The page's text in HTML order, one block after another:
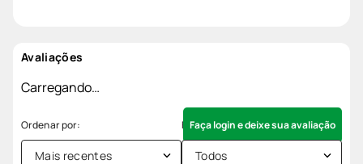
Avaliações
Carregando…
Faça login e deixe sua avaliação
Mais recentes Todos